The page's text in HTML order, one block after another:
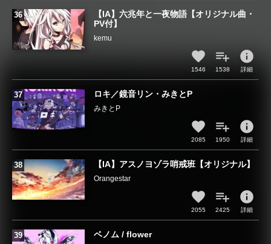
【IA】六兆年と一夜物語【オリジナル曲・
PV付】
kemu
1546 1538
info
詳細
ロキ／鏡音リン・みきとP
みきとP
2085 1950
info
詳細
【IA】アスノヨゾラ哨戒班【オリジナル】
Orangestar
2055 2425
info
詳細
ベノム / flower